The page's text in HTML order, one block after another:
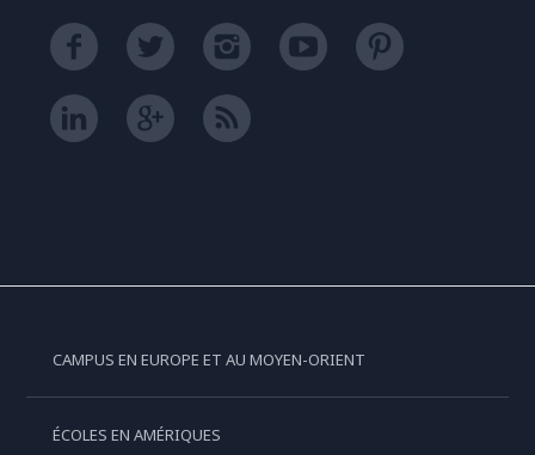
CAMPUS EN EUROPE ET AU MOYEN-ORIENT
ÉCOLES EN AMÉRIQUES